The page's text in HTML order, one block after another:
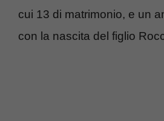
cui 13 di matrimonio, e un
con la nascita del figlio